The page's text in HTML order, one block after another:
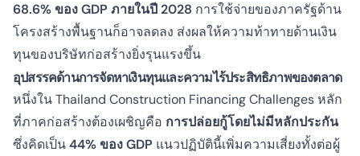
68.6% ของ GDP ภายในปี 2028 การใช้จ่ายของภาครัฐด้าน
โครงสร้างพื้นฐานก็อาจลดลง ส่งผลให้ความท้าทายด้านเงิน
ทุนของบริษัทก่อสร้างยิ่งรุนแรงขึ้น
อุปสรรคด้านการจัดหาเงินทุนและความไร้ประสิทธิภาพของตลาด
หนึ่งใน Thailand Construction Financing Challenges หลัก
ที่ภาคก่อสร้างต้องเผชิญคือ การปล่อยกู้โดยไม่มีหลักประกัน
ซึ่งคิดเป็น44% ของ GDP แนวปฏิบัตินี้เพิ่มความเสี่ยงทั้งต่อผู้